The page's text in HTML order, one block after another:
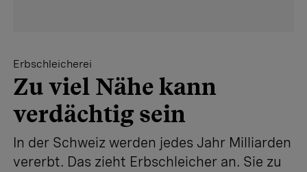
Erbschleicherei
Zu viel Nähe kann
verdächtig sein
In der Schweiz werden jedes Jahr Milliarden
vererbt. Das zieht ­Erbschleicher an. Sie zu